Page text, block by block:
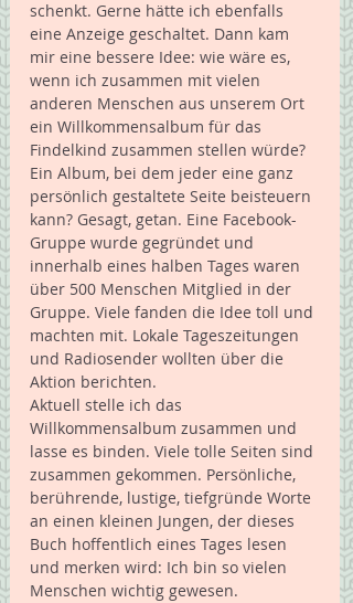
schenkt. Gerne hätte ich ebenfalls
eine Anzeige geschaltet. Dann kam
mir eine bessere Idee: wie wäre es,
wenn ich zusammen mit vielen
anderen Menschen aus unserem Ort
ein Willkommensalbum für das
Findelkind zusammen stellen würde?
Ein Album, bei dem jeder eine ganz
persönlich gestaltete Seite beisteuern
kann? Gesagt, getan. Eine Facebook-
Gruppe wurde gegründet und
innerhalb eines halben Tages waren
über 500 Menschen Mitglied in der
Gruppe. Viele fanden die Idee toll und
machten mit. Lokale Tageszeitungen
und Radiosender wollten über die
Aktion berichten.
Aktuell stelle ich das
Willkommensalbum zusammen und
lasse es binden. Viele tolle Seiten sind
zusammen gekommen. Persönliche,
berührende, lustige, tiefgründe Worte
an einen kleinen Jungen, der dieses
Buch hoffentlich eines Tages lesen
und merken wird: Ich bin so vielen
Menschen wichtig gewesen.